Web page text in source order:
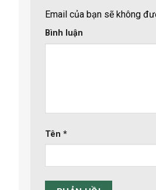
Email của bạn sẽ không
Bình luận
Tên *